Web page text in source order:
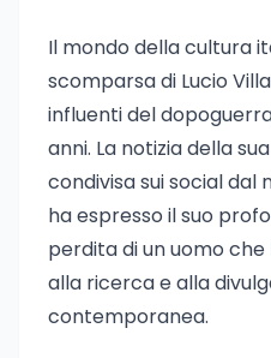
Il mondo della cultura
scomparsa di Lucio
influenti del
anni. La notizia della
condivisa sui social dal
ha espresso il suo
perdita di un uomo
alla ricerca e alla
contemporanea.